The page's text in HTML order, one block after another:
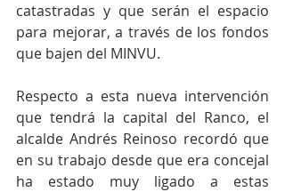
catastradas y que serán el espacio
para mejorar, a través de los fondos
que bajen del MINVU.
Respecto a esta nueva intervención
que tendrá la capital del Ranco, el
alcalde Andrés Reinoso recordó que
en su trabajo desde que era concejal
ha estado muy ligado a estas